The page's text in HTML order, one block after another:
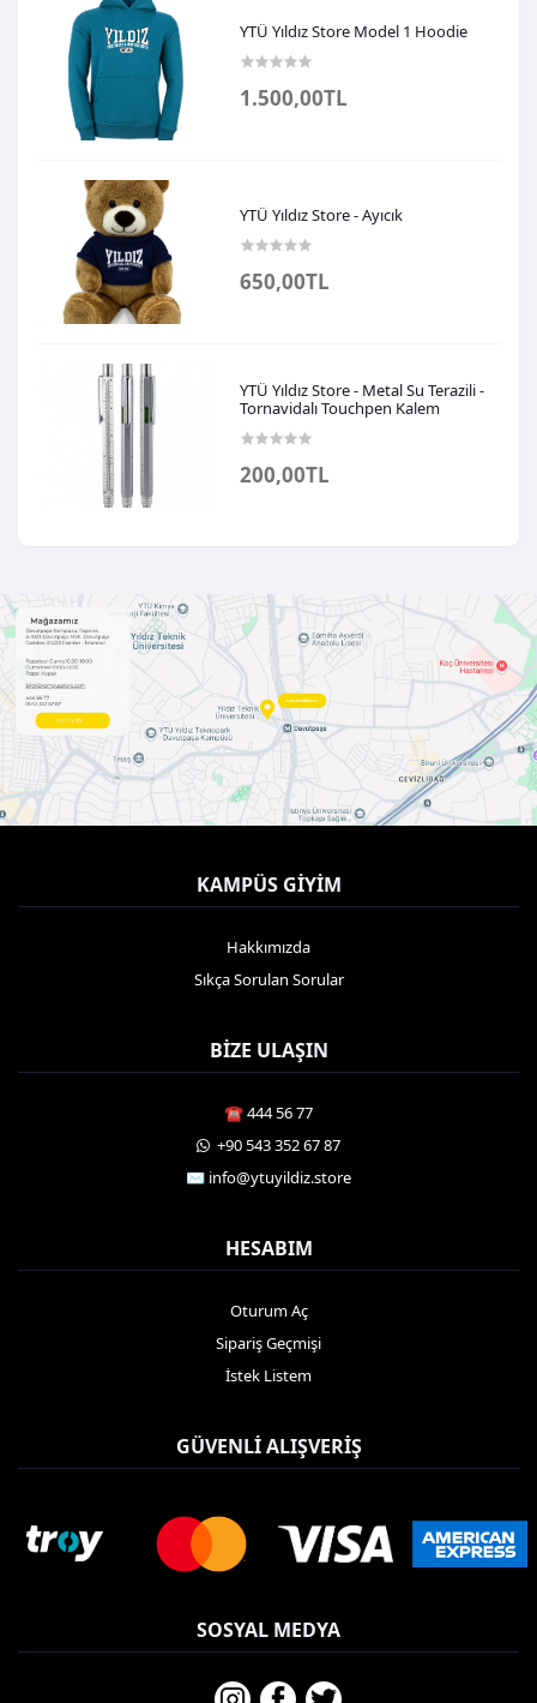
YTÜ Yıldız Store Model 1 Hoodie
1.500,00TL
YTÜ Yıldız Store - Ayıcık
650,00TL
YTÜ Yıldız Store - Metal Su Terazili -
Tornavidalı Touchpen Kalem
200,00TL
KAMPÜS GIYIM
Hakkımızda
Sıkça Sorulan Sorular
BIZE ULAŞIN
☎️ 444 56 77
️ +90 543 352 67 87
✉️ info@ytuyildiz.store
HESABIM
Oturum Aç
Sipariş Geçmişi
İstek Listem
GÜVENLI ALIŞVERIŞ
SOSYAL MEDYA